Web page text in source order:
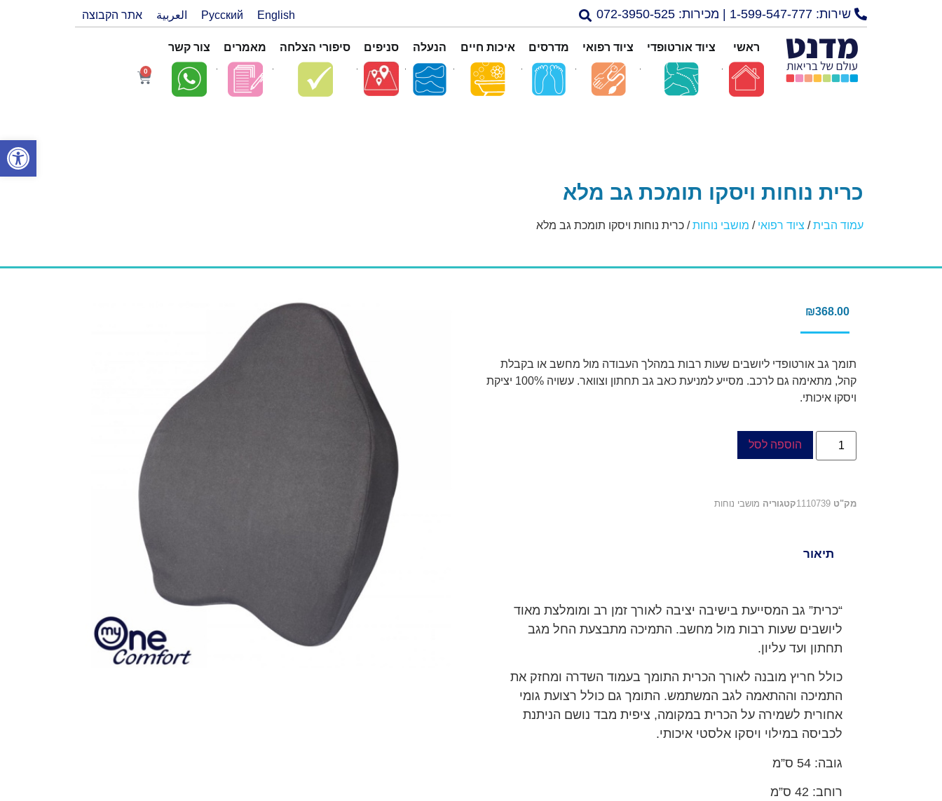
שירות: 1-599-547-777 | מכירות: 072-3950-525 English
Русский العربية אתר הקבוצה
ראשי ציוד אורטופדי ציוד רפואי מדרסים איכות חיים הנעלה סניפים סיפורי הצלחה מאמרים צור קשר
0
כרית נוחות ויסקו תומכת גב מלא
עמוד הבית/ ציוד רפואי / מושבי נוחות/ כרית נוחות ויסקו תומכת גב מלא
₪368.00
תומך גב אורטופדי ליושבים שעות רבות במהלך העבודה מול מחשב או בקבלת
קהל, מתאימה גם לרכב. מסייע למניעת כאב גב תחתון וצוואר. עשויה 100% יציקת
ויסקו איכותי.
הוספה לסל
מק"ט 1110739קטגוריה מושבי נוחות
תיאור
“כרית” גב המסייעת בישיבה יציבה לאורך זמן רב ומומלצת מאוד
ליושבים שעות רבות מול מחשב. התמיכה מתבצעת החל מגב
תחתון ועד עליון.
כולל חריץ מובנה לאורך הכרית התומך בעמוד השדרה ומחזק את
התמיכה וההתאמה לגב המשתמש. התומך גם כולל רצועת גומי
אחורית לשמירה על הכרית במקומה, ציפית מבד נושם הניתנת
לכביסה במילוי ויסקו אלסטי איכותי.
גובה: 54 ס”מ
רוחב: 42 ס”מ
פתח